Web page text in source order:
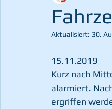
Aktualisiert: 30.
15.11.2019
Kurz nach
alarmiert.
ergriffen